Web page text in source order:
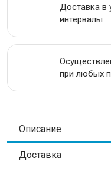
Доставка в
интервалы
при любых
Описание
Доставка